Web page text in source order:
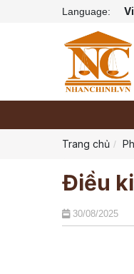
Language:
Trang chủ
Điều
30/08/2025